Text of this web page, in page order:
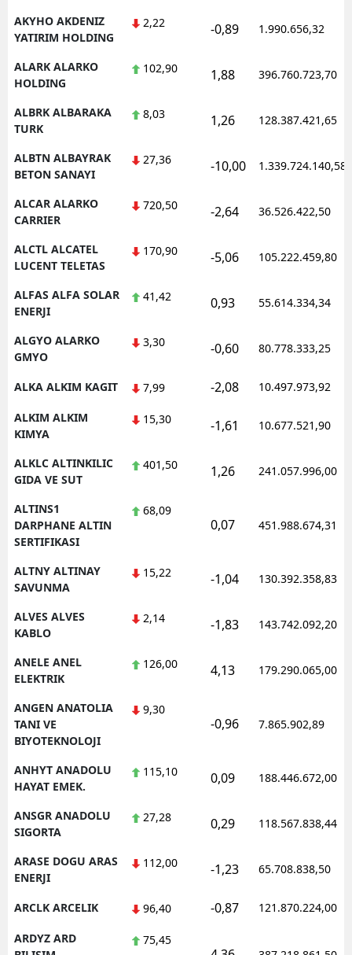
Sivas
Trabzon
Uşak
Zonguldak
Aksaray
Batman
Yalova
Karabük
Osmaniye
AKYHO AKDENIZ
YATIRIM HOLDING
2,22 -0,89 1.990.656,32
ALARK ALARKO
HOLDING
102,90 1,88 396.760.723,70
ALBRK ALBARAKA
TURK
8,03 1,26 128.387.421,65
ALBTN ALBAYRAK
BETON SANAYI
27,36 -10,00 1.339.724.140,58
ALCAR ALARKO
CARRIER
720,50 -2,64 36.526.422,50
ALCTL ALCATEL
LUCENT TELETAS
170,90 -5,06 105.222.459,80
ALFAS ALFA SOLAR
ENERJI
41,42 0,93 55.614.334,34
ALGYO ALARKO
GMYO
3,30 -0,60 80.778.333,25
ALKA ALKIM KAGIT 7,99 -2,08 10.497.973,92
ALKIM ALKIM
KIMYA
15,30 -1,61 10.677.521,90
ALKLC ALTINKILIC
GIDA VE SUT
401,50 1,26 241.057.996,00
ALTINS1
DARPHANE ALTIN
SERTIFIKASI
68,09
0,07 451.988.674,31
ALTNY ALTINAY
SAVUNMA
15,22 -1,04 130.392.358,83
ALVES ALVES
KABLO
2,14 -1,83 143.742.092,20
ANELE ANEL
ELEKTRIK
126,00 4,13 179.290.065,00
ANGEN ANATOLIA
TANI VE
BIYOTEKNOLOJI
9,30
-0,96 7.865.902,89
ANHYT ANADOLU
HAYAT EMEK.
115,10 0,09 188.446.672,00
ANSGR ANADOLU
SIGORTA
27,28 0,29 118.567.838,44
ARASE DOGU ARAS
ENERJI
112,00 -1,23 65.708.838,50
ARCLK ARCELIK 96,40 -0,87 121.870.224,00
ARDYZ ARD
75,45